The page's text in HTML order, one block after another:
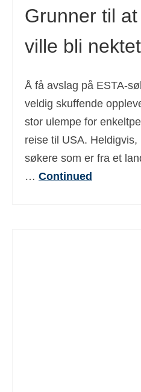
Grunner til
ville bli nektet
Å få avslag på ESTA-
veldig skuffende
stor ulempe for
reise til USA.
søkere som er fra et
… Continued